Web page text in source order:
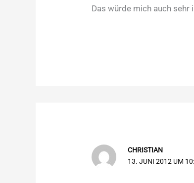
Das würde mich auch sehr
CHRISTIAN
13. JUNI 2012 UM